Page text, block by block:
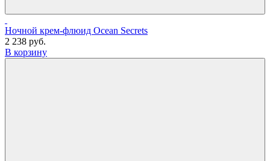
Ночной крем-флюид Ocean Secrets
2 238 руб.
В корзину